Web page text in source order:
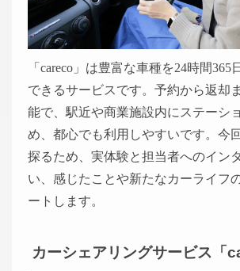
「 careco 」は豊富な車種を24時間365
できるサービスです。予約から返却
能で、駅近や商業施設内にステーシ
め、都心でも利用しやすいです。今
探るため、実体験と担当者へのイン
い、感じたことや新たなカーライフ
ートします。
カーシェアリングサービス「